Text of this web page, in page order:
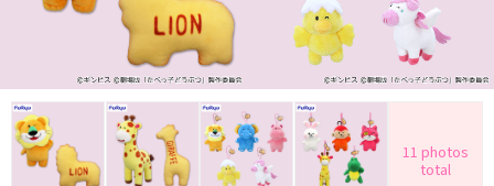
11 photos
total